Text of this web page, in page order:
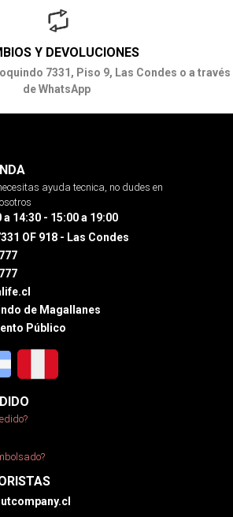
Y DEVOLUCIONES
7331, Piso 9, Las Condes o a través
de WhatsApp
ayuda tecnica, no dudes en
a 14:30 - 15:00 a 19:00
OF 918 - Las Condes
de Magallanes
Público